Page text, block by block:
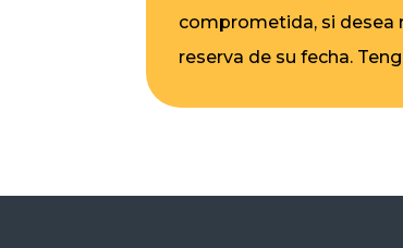
comprometida, si desea
reserva de su fecha.